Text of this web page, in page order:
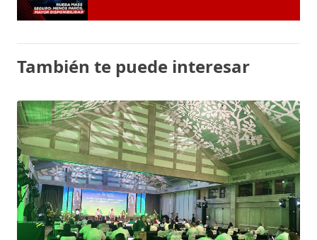
También te puede interesar